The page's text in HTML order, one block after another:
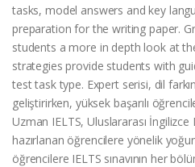
tasks, model answers and key
preparation for the writing paper.
students a more in depth look at
strategies provide students with
test task type. Expert serisi, dil
geliştirirken, yüksek başarılı
Uzman IELTS, Uluslararası
hazırlanan öğrencilere yönelik
öğrencilere IELTS sınavının her